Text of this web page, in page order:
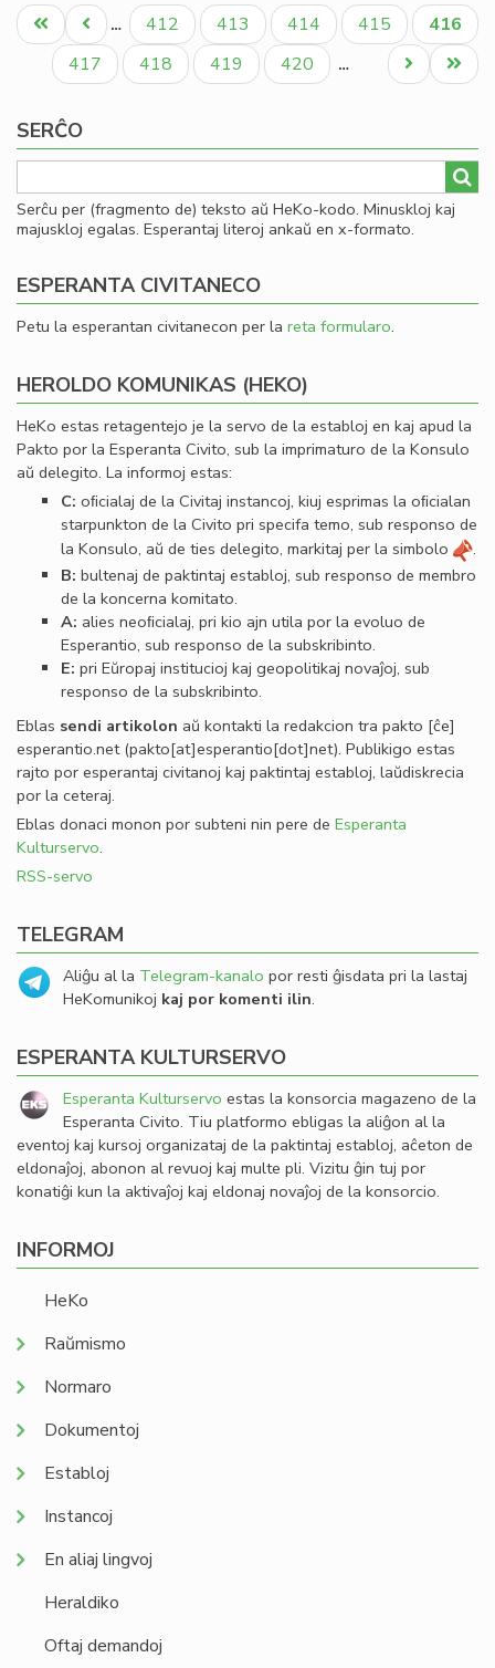
funebras
pri
Lee
Chong-
Pagination
Unua
paĝo
Antaŭa
paĝo
… Paĝo
412 Paĝo
413 Paĝo
414 Paĝo
415
Aktuala
paĝo
416
Paĝo
417 Paĝo
418 Paĝo
419 Paĝo
420 …
Last
page
Next
page
SERĈO
Serĉu per (fragmento de) teksto aŭ HeKo-kodo. Minuskloj kaj
majuskloj egalas. Esperantaj literoj ankaŭ en x-formato.
ESPERANTA CIVITANECO
Petu la esperantan civitanecon per la reta formularo.
HEROLDO KOMUNIKAS (HEKO)
HeKo estas retagentejo je la servo de la establoj en kaj apud la
Pakto por la Esperanta Civito, sub la imprimaturo de la Konsulo
aŭ delegito. La informoj estas:
C: oﬁcialaj de la Civitaj instancoj, kiuj esprimas la oﬁcialan
starpunkton de la Civito pri specifa temo, sub responso de
la Konsulo, aŭ de ties delegito, markitaj per la simbolo
.
B: bultenaj de paktintaj establoj, sub responso de membro
de la koncerna komitato.
A: alies neoﬁcialaj, pri kio ajn utila por la evoluo de
Esperantio, sub responso de la subskribinto.
E: pri Eŭropaj institucioj kaj geopolitikaj novaĵoj, sub
responso de la subskribinto.
Eblas sendi artikolon aŭ kontakti la redakcion tra pakto [ĉe]
esperantio.net(pakto[at]esperantio[dot]net). Publikigo estas
rajto por esperantaj civitanoj kaj paktintaj establoj, laŭdiskrecia
por la ceteraj.
Eblas donaci monon por subteni nin pere de Esperanta
Kulturservo.
RSS-servo
TELEGRAM
Aliĝu al la Telegram-kanalo por resti ĝisdata pri la lastaj
HeKomunikoj kaj por komenti ilin.
ESPERANTA KULTURSERVO
Esperanta Kulturservo estas la konsorcia magazeno de la
Esperanta Civito. Tiu platformo ebligas la aliĝon al la
eventoj kaj kursoj organizataj de la paktintaj establoj, aĉeton de
eldonaĵoj, abonon al revuoj kaj multe pli. Vizitu ĝin tuj por
konatiĝi kun la aktivaĵoj kaj eldonaj novaĵoj de la konsorcio.
INFORMOJ
HeKo
Raŭmismo
Normaro
Dokumentoj
Establoj
Instancoj
En aliaj lingvoj
Heraldiko
Oftaj demandoj